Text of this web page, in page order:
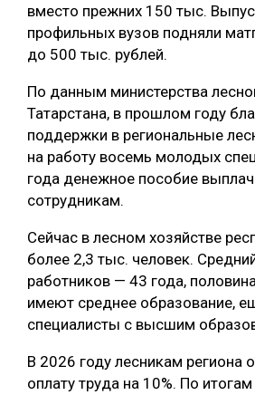
вместо прежних 150 тыс.
профильных вузов подняли
до 500 тыс. рублей.
По данным министерства
Татарстана, в прошлом году
поддержки в региональные
на работу восемь молодых
года денежное пособие
сотрудникам.
Сейчас в лесном хозяйстве
более 2,3 тыс. человек.
работников — 43 года,
имеют среднее образование,
специалисты с высшим
В 2026 году лесникам региона
оплату труда на 10%. По